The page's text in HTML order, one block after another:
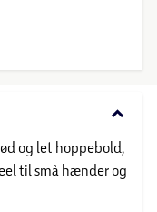
keyboard_arrow_down
og let hoppebold,
til små hænder og